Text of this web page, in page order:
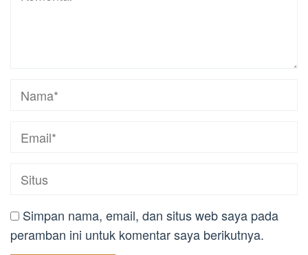
Simpan nama, email, dan situs web saya pada
peramban ini untuk komentar saya berikutnya.